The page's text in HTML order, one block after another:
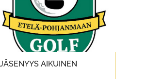
JÄSENYYS AIKUINEN